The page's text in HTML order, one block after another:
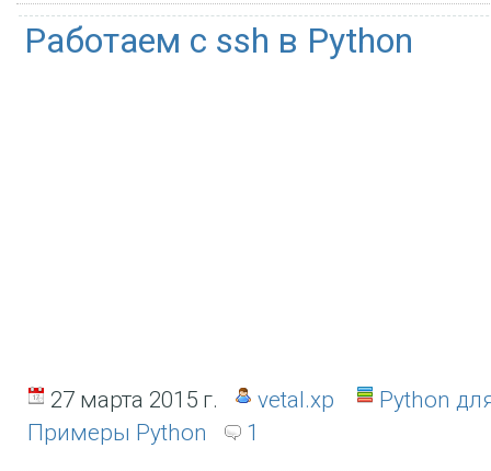
Работаем с ssh в Python
27 марта 2015 г. vetal.xp
Python
Примеры Python
1